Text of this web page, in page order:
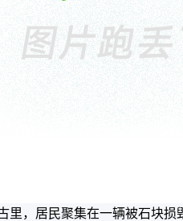
里，居民聚集在一辆被石块损